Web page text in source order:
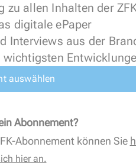
zu allen Inhalten der
digitale ePaper
Interviews aus der
auswählen
Abonnement?
Abonnement können Sie
hier an.